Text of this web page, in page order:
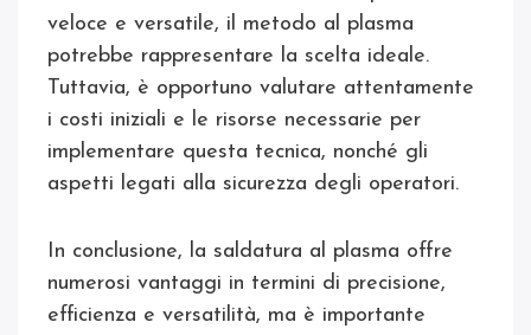
veloce e versatile, il metodo al plasma
potrebbe rappresentare la scelta ideale.
Tuttavia, è opportuno valutare attentamente
i costi iniziali e le risorse necessarie per
implementare questa tecnica, nonché gli
aspetti legati alla sicurezza degli operatori.
In conclusione, la saldatura al plasma offre
numerosi vantaggi in termini di precisione,
efficienza e versatilità, ma è importante